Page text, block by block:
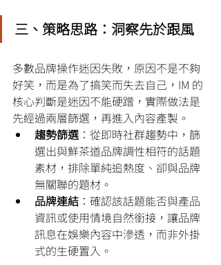
三、策略思路：洞察先於跟風
多數品牌操作迷因失敗，原因不是不夠
好笑，而是為了搞笑而失去自己，IM 的
核心判斷是迷因不能硬蹭，實際做法是
先經過兩層篩選，再進入內容產製。
趨勢篩選：從即時社群趨勢中，篩
選出與鮮茶道品牌調性相符的話題
素材，排除單純追熱度、卻與品牌
無關聯的題材。
品牌連結 ：確認該話題能否與產品
資訊或使用情境自然銜接，讓品牌
訊息在娛樂內容中滲透，而非外掛
式的生硬置入。